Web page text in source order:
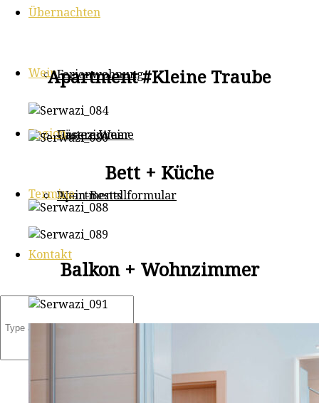
Übernachten
Ferienwohnung
Gästezimmer
Apartments
Wein
Unsere Weine
Wein-Bestellformular
Region
Termine
Kontakt
Apartment #Kleine Traube
Bett + Küche
Balkon + Wohnzimmer